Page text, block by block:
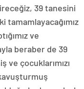
39 tanesini
tamamlayacağımız
ve
beraber de 39
çocuklarımızı